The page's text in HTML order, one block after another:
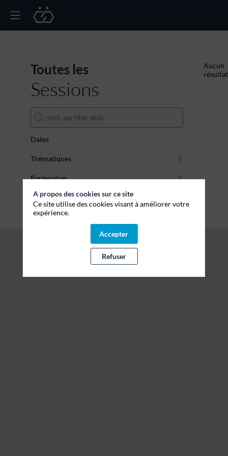
Toutes les
Sessions
Dates
Thèmatiques
Partenaires
Effacer tous les filtres
Aucun
résultat
A propos des cookies sur ce site
Ce site utilise des cookies visant à améliorer votre
expérience.
Accepter
Refuser